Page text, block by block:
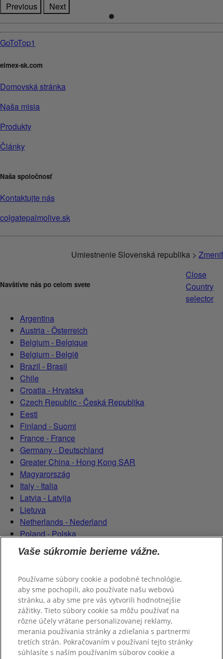
Previous
Next
GoToTop1
elmex-sk.com
Domovská stránka
Naša misia
Produkty
Články
Naša spoločnosť
Kontaktujte nás
colgatepalmolive.sk
Umiestnenie Slovenská republika > Zmeniť
Navštívte nás po celom svete
Close
Country
selector
Argentina
Austria - Österreich
Belgium - Belgique
Belgium - België
Brazil - Brasil
Chile
Croatia - Hrvatska
Czech Republic - Česká Republika
Eesti
Finland - Suomi
France - France
Germany - Deutschland
Greater China - Hong Kong SAR
Magyarország
Italy - Italia
Latvia - Latvija
Lietuva
Netherlands - Nederland
Poland - Polska
România
Serbian (Serbia)
Slovenija
Switzerland (Schweiz)
Switzerland (Suisse)
Vaše súkromie berieme vážne.
Používame súbory cookie a podobné technológie,
aby sme pochopili, ako používate našu webovú
stránku, a aby sme pre vás vytvorili hodnotnejšie
zážitky. Tieto súbory cookie sa môžu používať na
rôzne účely vrátane personalizovanej reklamy,
merania používania stránky a zdieľania s partnermi
tretích strán. Pokračovaním v používaní tejto stránky
súhlasíte s naším používaním súborov cookie a